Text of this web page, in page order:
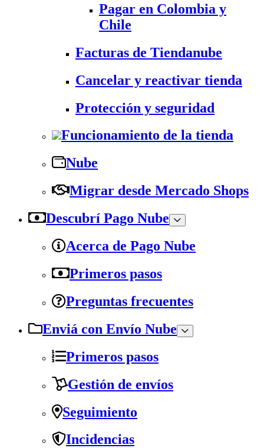
Pagar en Colombia y
Chile
Facturas de Tiendanube
Cancelar y reactivar tienda
Protección y seguridad
Funcionamiento de la tienda
Nube
Migrar desde Mercado Shops
Descubrí Pago Nube
Acerca de Pago Nube
Primeros pasos
Preguntas frecuentes
Enviá con Envío Nube
Primeros pasos
Gestión de envíos
Seguimiento
Incidencias